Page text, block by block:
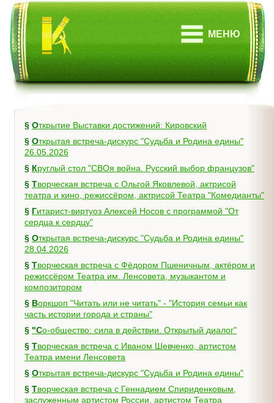
МЕНЮ
§
Открытие Выставки достижений: Кировский
§ Открытая встреча-дискурс "Судьба и Родина едины"
26.05.2026
§
Круглый стол "СВОя война. Русский выбор французов"
§ Творческая встреча с Ольгой Яковлевой, актрисой
театра и кино, режиссёром, актрисой Театра "Комедианты"
§ Гитарист-виртуоз Алексей Носов с программой "От
сердца к сердцу"
§ Открытая встреча-дискурс "Судьба и Родина едины"
28.04.2026
§ Творческая встреча с Фёдором Пшеничным, актёром и
режиссёром Театра им. Ленсовета, музыкантом и
композитором
§ Воркшоп "Читать или не читать" - "История семьи как
часть истории города и страны"
§
"Со-общество: сила в действии. Открытый диалог"
§ Творческая встреча с Иваном Шевченко, артистом
Театра имени Ленсовета
§
Открытая встреча-дискурс "Судьба и Родина едины"
§ Творческая встреча с Геннадием Спириденковым,
заслуженным артистом России, артистом Театра